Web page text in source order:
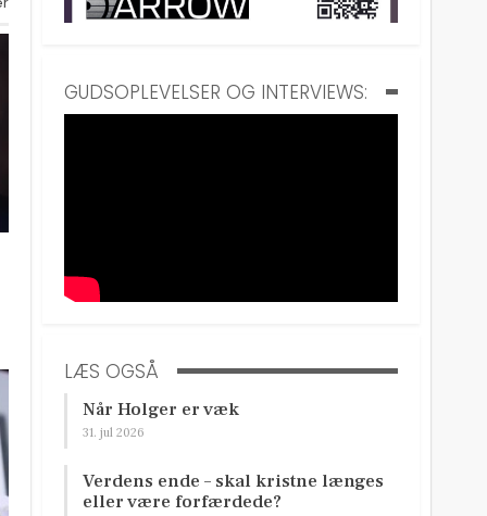
GUDSOPLEVELSER OG INTERVIEWS:
LÆS OGSÅ
Når Holger er væk
31. jul 2026
Verdens ende – skal kristne længes
eller være forfærdede?